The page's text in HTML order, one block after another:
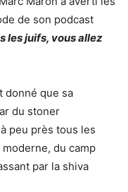
de son podcast
les juifs, vous allez
donné que sa
du stoner
peu près tous les
du camp
par la shiva